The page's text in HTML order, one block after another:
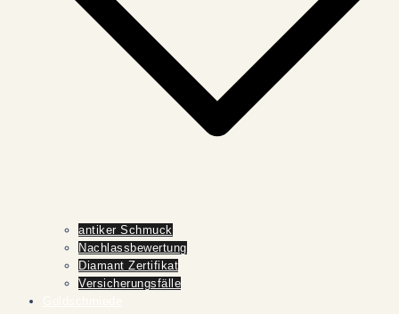
antiker Schmuck
Nachlassbewertung
Diamant Zertifikat
Versicherungsfälle